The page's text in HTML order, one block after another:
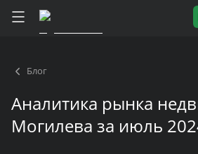
Блог
Аналитика рынка
Могилева за июль